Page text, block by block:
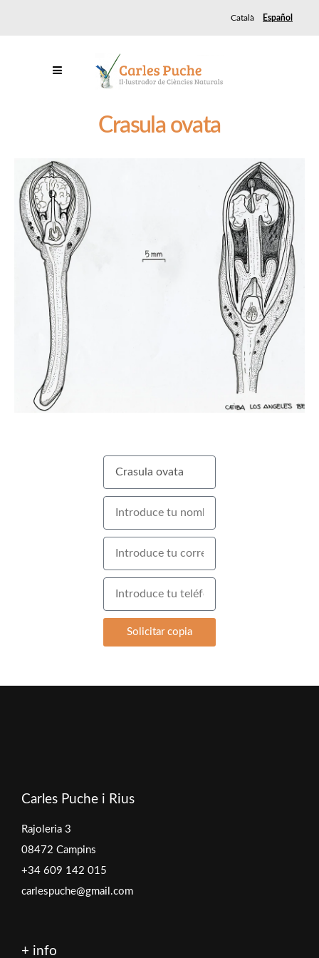
Català Español
Crasula ovata
Solicitar copia
Carles Puche i Rius
Rajoleria 3
08472 Campins
+34 609 142 015
carlespuche@gmail.com
+ info